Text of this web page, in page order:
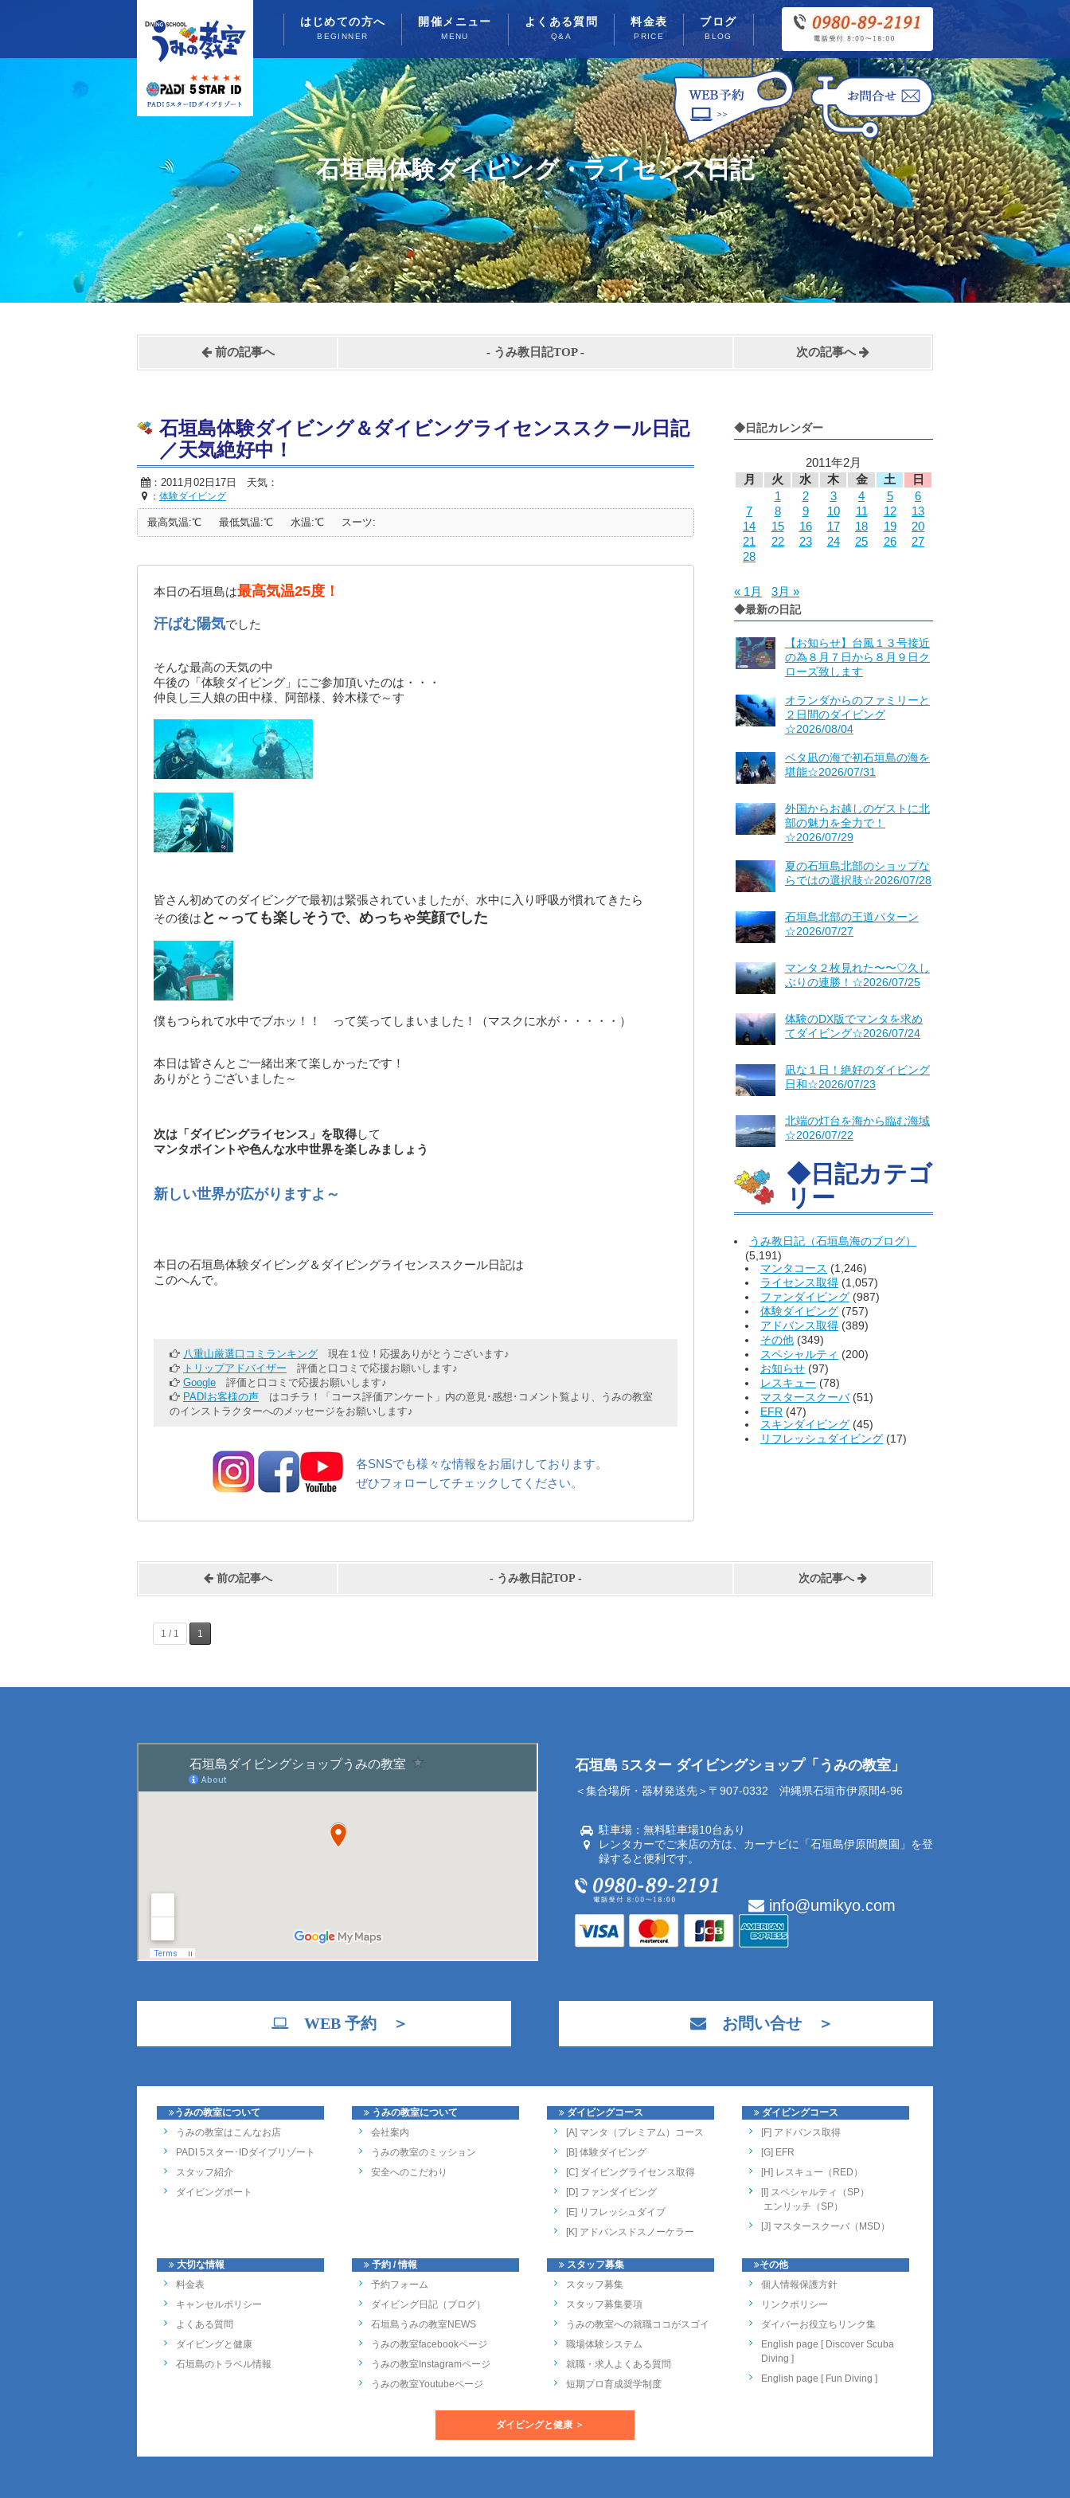
はじめての方へ
BEGINNER
開催メニュー
MENU
よくある質問
Q&A
料金表
PRICE
ブログ
BLOG
石垣島体験ダイビング・ライセンス日記
前の記事へ - うみ教日記TOP- 次の記事へ
◆日記カレンダー
2011年2月
月
火 水 木 金 土
日
1
2 3 4 5
6
7
8 9 10 11 12
13
14
15 16 17 18 19
20
21
22 23 24 25 26
27
28
« 1月 3月 »
◆最新の日記
【お知らせ】台風１３号接近
の為８月７日から８月９日ク
ローズ致します
オランダからのファミリーと
２日間のダイビング
☆2026/08/04
ベタ凪の海で初石垣島の海を
堪能☆2026/07/31
外国からお越しのゲストに北
部の魅力を全力で！
☆2026/07/29
夏の石垣島北部のショップな
らではの選択肢☆2026/07/28
石垣島北部の王道パターン
☆2026/07/27
マンタ２枚見れた〜〜♡久し
ぶりの連勝！☆2026/07/25
体験のDX版でマンタを求め
てダイビング☆2026/07/24
凪な１日！絶好のダイビング
日和☆2026/07/23
北端の灯台を海から臨む海域
☆2026/07/22
◆日記カテゴ
リー
うみ教日記（石垣島海のブログ）
(5,191)
マンタコース (1,246)
ライセンス取得 (1,057)
ファンダイビング (987)
体験ダイビング (757)
アドバンス取得 (389)
その他 (349)
スペシャルティ (200)
お知らせ (97)
レスキュー (78)
マスタースクーバ(51)
EFR (47)
スキンダイビング (45)
リフレッシュダイビング (17)
石垣島体験ダイビング＆ダイビングライセンススクール日記
／天気絶好中！
：2011月02日17日 天気：
： 体験ダイビング
最高気温:℃ 最低気温:℃ 水温:℃ スーツ:
本日の石垣島は最高気温25度！
汗ばむ陽気でした
そんな最高の天気の中
午後の「体験ダイビング」にご参加頂いたのは・・・
仲良し三人娘の田中様、阿部様、鈴木様で～す
皆さん初めてのダイビングで最初は緊張されていましたが、水中に入り呼吸が慣れてきたら
その後は と～っても楽しそうで、めっちゃ笑顔でした
僕もつられて水中でブホッ！！ って笑ってしまいました！（マスクに水が・・・・・）
本日は皆さんとご一緒出来て楽しかったです！
ありがとうございました～
次は「ダイビングライセンス」を取得して
マンタポイントや色んな水中世界を楽しみましょう
新しい世界が広がりますよ～
本日の石垣島体験ダイビング＆ダイビングライセンススクール日記は
このへんで。
八重山厳選口コミランキング 現在１位！応援ありがとうございます♪
トリップアドバイザー 評価と口コミで応援お願いします♪
Google 評価と口コミで応援お願いします♪
PADIお客様の声 はコチラ！「コース評価アンケート」内の意見･感想･コメント覧より、うみの教室
のインストラクターへのメッセージをお願いします♪
各SNSでも様々な情報をお届けしております。
ぜひフォローしてチェックしてください。
前の記事へ - うみ教日記TOP- 次の記事へ
1 / 1 1
石垣島 5スター ダイビングショップ「うみの教室」
＜集合場所・器材発送先＞〒907-0332 沖縄県石垣市伊原間4-96
駐車場：無料駐車場10台あり
レンタカーでご来店の方は、カーナビに「石垣島伊原間農園」を登
録すると便利です。
info@umikyo.com
WEB 予約 ＞ お問い合せ ＞
うみの教室について
うみの教室はこんなお店
PADI 5スター･IDダイブリゾート
スタッフ紹介
ダイビングボート
大切な情報
料金表
キャンセルポリシー
よくある質問
ダイビングと健康
石垣島のトラベル情報
うみの教室について
会社案内
うみの教室のミッション
安全へのこだわり
予約 / 情報
予約フォーム
ダイビング日記（ブログ）
石垣島うみの教室NEWS
うみの教室facebookページ
うみの教室Instagramページ
うみの教室Youtubeページ
ダイビングコース
[A] マンタ（プレミアム）コース
[B] 体験ダイビング
[C] ダイビングライセンス取得
[D] ファンダイビング
[E] リフレッシュダイブ
[K] アドバンスドスノーケラー
スタッフ募集
スタッフ募集
スタッフ募集要項
うみの教室への就職ココがスゴイ
職場体験システム
就職・求人よくある質問
短期プロ育成奨学制度
ダイビングコース
[F] アドバンス取得
[G] EFR
[H] レスキュー（RED）
[I] スペシャルティ（SP）
エンリッチ（SP）
[J] マスタースクーバ（MSD）
その他
個人情報保護方針
リンクポリシー
ダイバーお役立ちリンク集
English page [ Discover Scuba
Diving ]
English page [ Fun Diving ]
ダイビングと健康 ＞